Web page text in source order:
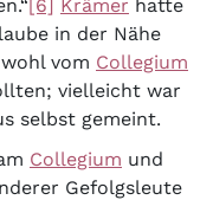
[6] Krämer hatte
in der Nähe
vom Collegium
vielleicht war
selbst gemeint.
Collegium und
Gefolgsleute